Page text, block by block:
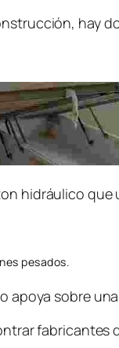
hay
hidráulico que
pesados.
apoya sobre